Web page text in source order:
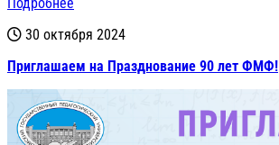
30 октября 2024
Приглашаем на Празднование 90 лет ФМФ!